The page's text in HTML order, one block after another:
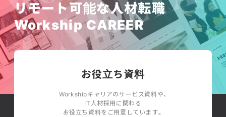
リモート可能な人材転職
Workship CAREER
お役立ち資料
Workshipキャリアのサービス資料や、
IT人材採用に関わる
お役立ち資料をご用意しています。